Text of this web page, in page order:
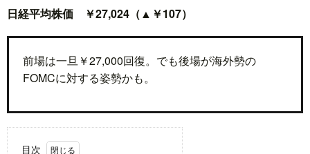
レ
ド
言
自
日経平均株価 ￥27,024（▲￥107）
前場は一旦￥27,000回復。でも後場が海外勢の
FOMCに対する姿勢かも。
目次